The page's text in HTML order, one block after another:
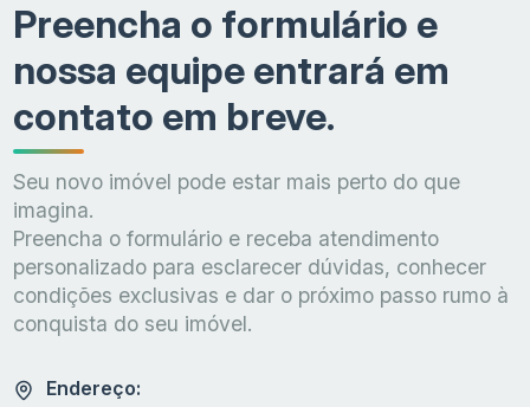
Preencha o formulário e
nossa equipe entrará em
contato em breve.
Seu novo imóvel pode estar mais perto do que
imagina.
Preencha o formulário e receba atendimento
personalizado para esclarecer dúvidas, conhecer
condições exclusivas e dar o próximo passo rumo à
conquista do seu imóvel.
Endereço: